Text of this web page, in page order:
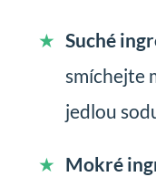
Suché
smíchejte
jedlou
Mokré